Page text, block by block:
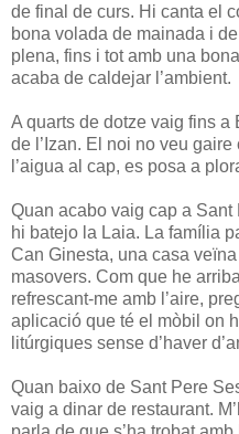
de final de curs. Hi canta el
bona volada de mainada i
plena, fins i tot amb una
acaba de caldejar l’ambient.
A quarts de dotze vaig fins
de l’Izan. El noi no veu
l’aigua al cap, es posa a
Quan acabo vaig cap a
hi batejo la Laia. La família
Can Ginesta, una casa
masovers. Com que he
refrescant-me amb l’aire,
aplicació que té el mòbil on
litúrgiques sense d’haver
Quan baixo de Sant Pere
vaig a dinar de restaurant.